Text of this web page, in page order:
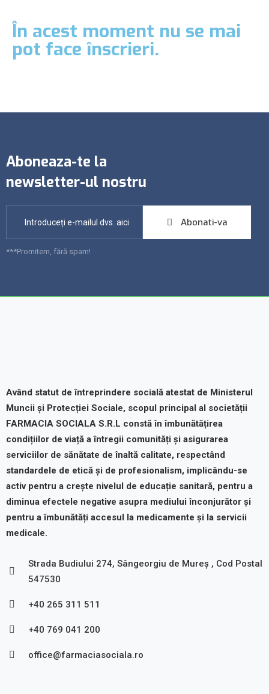
În acest moment nu se mai
pot face înscrieri.
Aboneaza-te la
newsletter-ul nostru
Abonati-va
***Promitem, fără spam!
Având statut de întreprindere socială atestat de Ministerul
Muncii și Protecției Sociale, scopul principal al societății
FARMACIA SOCIALA S.R.L constă în îmbunătățirea
condițiilor de viață a întregii comunități și asigurarea
serviciilor de sănătate de înaltă calitate, respectând
standardele de etică și de profesionalism, implicându-se
activ pentru a crește nivelul de educație sanitară, pentru a
diminua efectele negative asupra mediului înconjurător și
pentru a îmbunătăți accesul la medicamente și la servicii
medicale.
Strada Budiului 274, Sângeorgiu de Mureș , Cod Postal
547530
+40 265 311 511
+40 769 041 200
office@farmaciasociala.ro